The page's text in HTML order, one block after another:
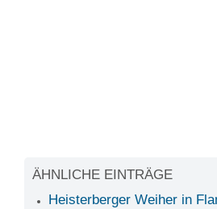
ÄHNLICHE EINTRÄGE
Heisterberger Weiher in